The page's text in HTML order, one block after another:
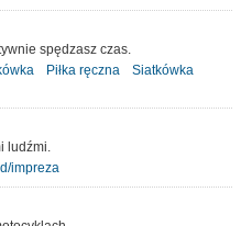
spędzasz czas.
Piłka ręczna
Siatkówka
ludźmi.
impreza